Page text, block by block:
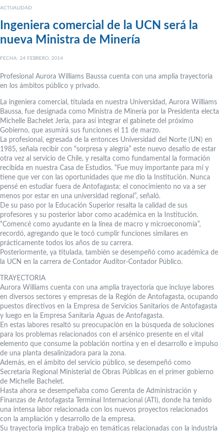
ACTUALIDAD
Ingeniera comercial de la UCN será la
nueva Ministra de Minería
FECHA: 24 FEBRERO, 2014
Profesional Aurora Williams Baussa cuenta con una amplia trayectoria
en los ámbitos público y privado.
La ingeniera comercial, titulada en nuestra Universidad, Aurora Williams
Baussa, fue designada como Ministra de Minería por la Presidenta electa
Michelle Bachelet Jeria, para así integrar el gabinete del próximo
Gobierno, que asumirá sus funciones el 11 de marzo.
La profesional, egresada de la entonces Universidad del Norte (UN) en
1985, señala recibir con “sorpresa y alegría” este nuevo desafío de estar
otra vez al servicio de Chile, y resalta como fundamental la formación
recibida en nuestra Casa de Estudios. “Fue muy importante para mí y
tiene que ver con las oportunidades que me dio la Institución. Nunca
pensé en estudiar fuera de Antofagasta; el conocimiento no va a ser
menos por estar en una universidad regional”, señaló.
De su paso por la Educación Superior resalta la calidad de sus
profesores y su posterior labor como académica en la Institución.
“Comencé como ayudante en la línea de macro y microeconomía”,
recordó, agregando que le tocó cumplir funciones similares en
prácticamente todos los años de su carrera.
Posteriormente, ya titulada, también se desempeñó como académica de
la UCN en la carrera de Contador Auditor-Contador Público.
TRAYECTORIA
Aurora Williams cuenta con una amplia trayectoria que incluye labores
en diversos sectores y empresas de la Región de Antofagasta, ocupando
puestos directivos en la Empresa de Servicios Sanitarios de Antofagasta
y luego en la Empresa Sanitaria Aguas de Antofagasta.
En estas labores resaltó su preocupación en la búsqueda de soluciones
para los problemas relacionados con el arsénico presente en el vital
elemento que consume la población nortina y en el desarrollo e impulso
de una planta desalinizadora para la zona.
Además, en el ámbito del servicio público, se desempeñó como
Secretaria Regional Ministerial de Obras Públicas en el primer gobierno
de Michelle Bachelet.
Hasta ahora se desempeñaba como Gerenta de Administración y
Finanzas de Antofagasta Terminal Internacional (ATI), donde ha tenido
una intensa labor relacionada con los nuevos proyectos relacionados
con la ampliación y desarrollo de la empresa.
Su trayectoria implica trabajo en temáticas relacionadas con la industria